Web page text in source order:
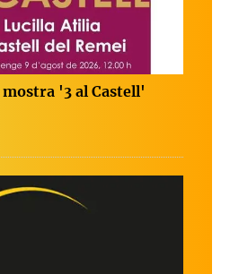
'3 al Castell'